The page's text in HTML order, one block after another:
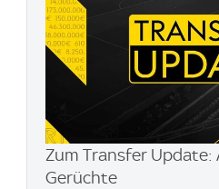
Zum Transfer Update:
Gerüchte